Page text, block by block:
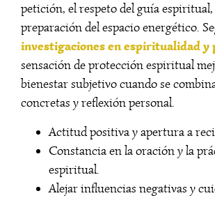
petición, el respeto del guía espiritual,
preparación del espacio energético.
investigaciones en espiritualidad y
sensación de protección espiritual
bienestar subjetivo cuando se
concretas y reflexión personal.
Actitud positiva y apertura a
Constancia en la oración y la
espiritual.
Alejar influencias negativas y